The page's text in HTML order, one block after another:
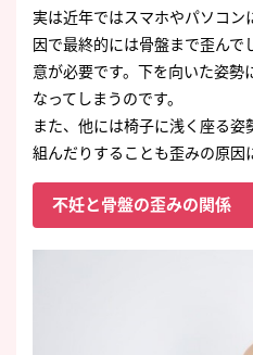
実は近年ではスマホやパソコン
因で最終的には骨盤まで歪んで
意が必要です。下を向いた姿勢
なってしまうのです。
また、他には椅子に浅く座る姿
組んだりすることも歪みの原因
不妊と骨盤の歪みの関係